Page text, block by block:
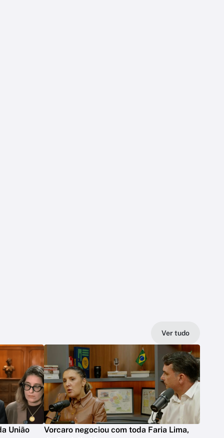
Ver tudo
União
Vorcaro negociou com toda Faria Lima,